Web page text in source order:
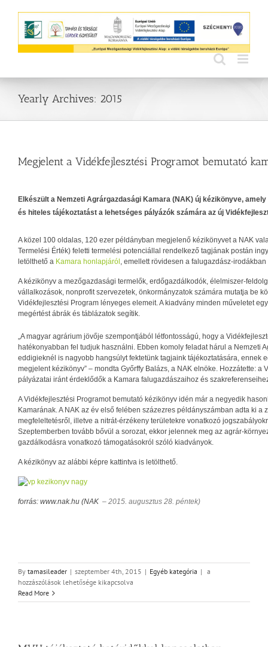
Yearly Archives: 2015
Megjelent a Vidékfejlesztési Programot bemutató
Elkészült a Nemzeti Agrárgazdasági Kamara (NAK) új kézikönyve,
és hiteles tájékoztatást a lehetséges pályázók számára az új
A közel 100 oldalas, 120 ezer példányban megjelenő kézikönyvet a NAK
Termelési Érték) feletti termelési potenciállal rendelkező tagjának postán
letölthető a Kamara honlapjáról , emellett rövidesen a falugazdász-
A kézikönyv a mezőgazdasági termelők, erdőgazdálkodók, élelmiszer-
vállalkozások, nonprofit szervezetek, önkormányzatok számára mutatja be
Vidékfejlesztési Program lényeges elemeit. A kiadvány minden műveletet
megértést ábrák és táblázatok segítik.
„A magyar agrárium jövője szempontjából létfontosságú, hogy a
hatékonyabban fel tudjuk használni. Ebben komoly feladat hárul a Nemzeti
eddigieknél is nagyobb hangsúlyt fektetünk tagjaink tájékoztatására, ennek
megjelent kézikönyv” – mondta Győrffy Balázs, a NAK elnöke. Hozzátette: a
pályázatai iránt érdeklődők a Kamara falugazdászaihoz és
A Vidékfejlesztési Programot bemutató kézikönyv idén már a negyedik
Kamarának. A NAK az év első felében százezres példányszámban adta ki a
megfeleltetésről, illetve a nitrát-érzékeny területekre vonatkozó
Szeptemberben tovább bővül a sorozat, ekkor jelennek meg az agrár-
gazdálkodásra vonatkozó támogatásokról szóló kiadványok.
A kézikönyv az alábbi képre kattintva is letölthető.
forrás: www.nak.hu (NAK – 2015. augusztus 28. péntek)
By tamasileader | szeptember 4th, 2015 | Egyéb kategória | Megjelent
Programot
a
hozzászólások lehetősége kikapcsolva
Read More